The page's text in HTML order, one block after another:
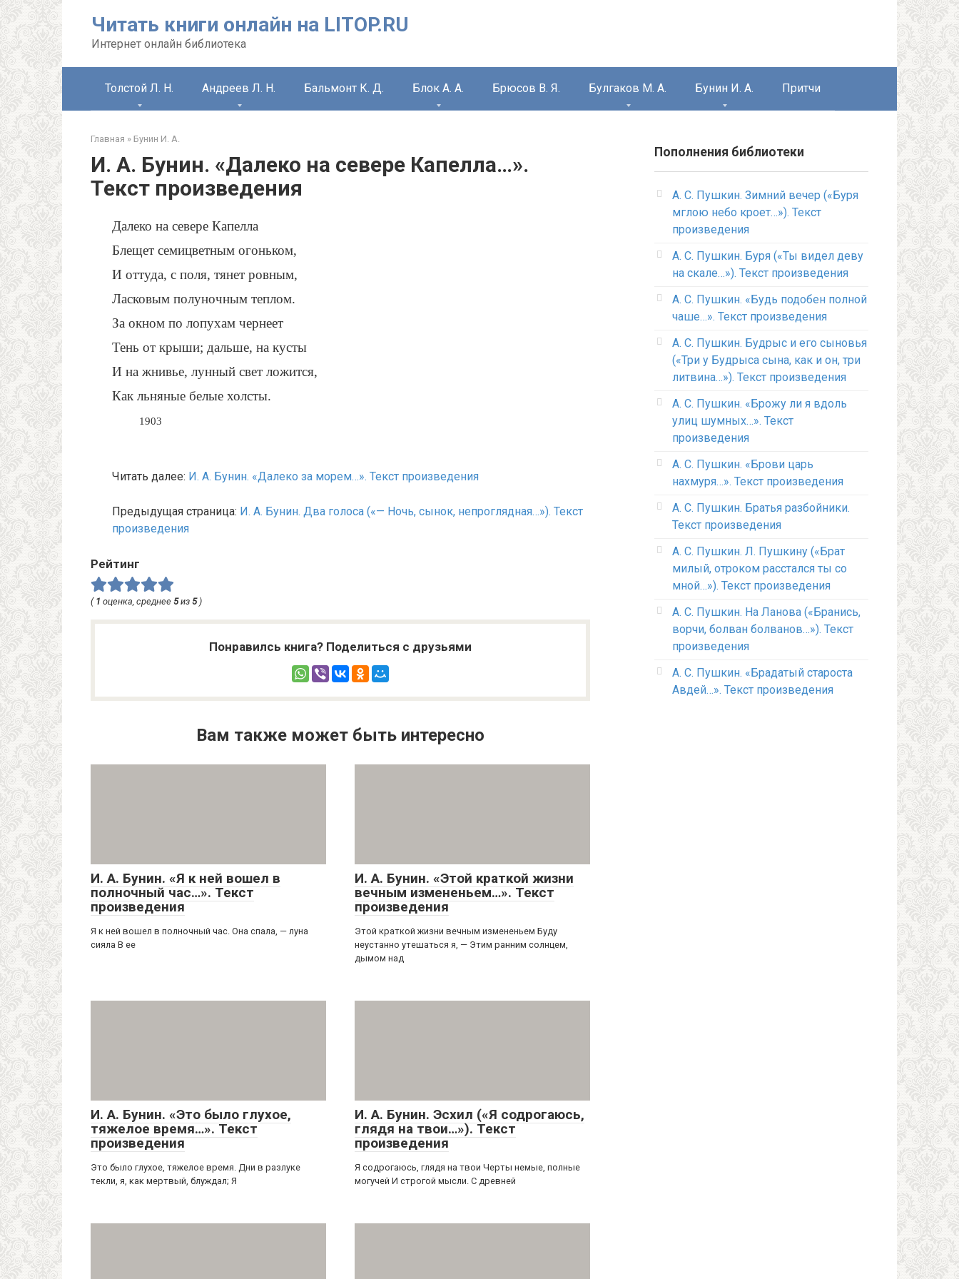
Читать книги онлайн на LITOP.RU
Интернет онлайн библиотека
Толстой Л. Н. Андреев Л. Н. Бальмонт К. Д. Блок А. А. Брюсов В. Я. Булгаков М. А. Бунин И. А. Притчи
Главная » Бунин И. А.
И. А. Бунин. «Далеко на севере Капелла…».
Текст произведения
Далеко на севере Капелла
Блещет семицветным огоньком,
И оттуда, с поля, тянет ровным,
Ласковым полуночным теплом.
За окном по лопухам чернеет
Тень от крыши; дальше, на кусты
И на жнивье, лунный свет ложится,
Как льняные белые холсты.
1903
Читать далее: И. А. Бунин. «Далеко за морем…». Текст произведения
Предыдущая страница: И. А. Бунин. Два голоса («— Ночь, сынок, непроглядная…»). Текст
произведения
Рейтинг
( 1 оценка, среднее 5из 5)
Понравилсь книга? Поделиться с друзьями
Вам также может быть интересно
И. А. Бунин. «Я к ней вошел в
полночный час…». Текст
произведения
Я к ней вошел в полночный час. Она спала, — луна
сияла В ее
И. А. Бунин. «Этой краткой жизни
вечным измененьем…». Текст
произведения
Этой краткой жизни вечным измененьем Буду
неустанно утешаться я, — Этим ранним солнцем,
дымом над
И. А. Бунин. «Это было глухое,
тяжелое время…». Текст
произведения
Это было глухое, тяжелое время. Дни в разлуке
текли, я, как мертвый, блуждал; Я
И. А. Бунин. Эсхил («Я содрогаюсь,
глядя на твои…»). Текст
произведения
Я содрогаюсь, глядя на твои Черты немые, полные
могучей И строгой мысли. С древней
Пополнения библиотеки
А. С. Пушкин. Зимний вечер («Буря
мглою небо кроет…»). Текст
произведения
А. С. Пушкин. Буря («Ты видел деву
на скале…»). Текст произведения
А. С. Пушкин. «Будь подобен полной
чаше…». Текст произведения
А. С. Пушкин. Будрыс и его сыновья
(«Три у Будрыса сына, как и он, три
литвина…»). Текст произведения
А. С. Пушкин. «Брожу ли я вдоль
улиц шумных…». Текст
произведения
А. С. Пушкин. «Брови царь
нахмуря…». Текст произведения
А. С. Пушкин. Братья разбойники.
Текст произведения
А. С. Пушкин. Л. Пушкину («Брат
милый, отроком расстался ты со
мной…»). Текст произведения
А. С. Пушкин. На Ланова («Бранись,
ворчи, болван болванов…»). Текст
произведения
А. С. Пушкин. «Брадатый староста
Авдей…». Текст произведения